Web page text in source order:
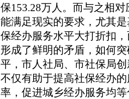
保153.28万人。而与之相
能满足现实的要求，尤其
保经办服务水平大打折扣
形成了鲜明的矛盾，如何
平，市人社局、市社保局
不仅有助于提高社保经办
率，促进城乡经办服务均